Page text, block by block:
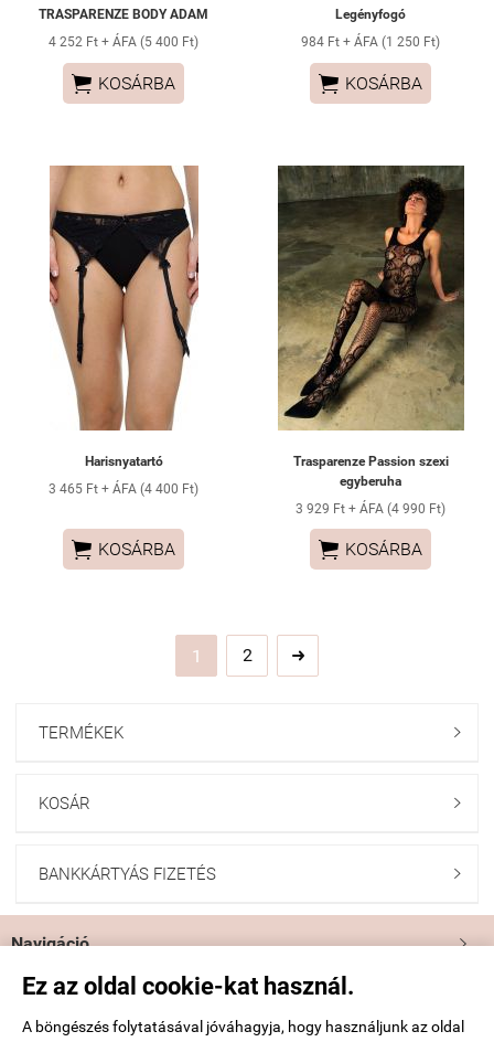
Ez az oldal cookie-kat használ.
A böngészés folytatásával jóváhagyja, hogy használjunk az oldal
TRASPARENZE BODY ADAM
4 252 Ft + ÁFA (5 400 Ft)
 KOSÁRBA
Legényfogó
984 Ft + ÁFA (1 250 Ft)
 KOSÁRBA
Harisnyatartó
3 465 Ft + ÁFA (4 400 Ft)
 KOSÁRBA
Trasparenze Passion szexi
egyberuha
3 929 Ft + ÁFA (4 990 Ft)
 KOSÁRBA
1 2 
TERMÉKEK 
KOSÁR 
BANKKÁRTYÁS FIZETÉS 
Navigáció 
Saját fiók